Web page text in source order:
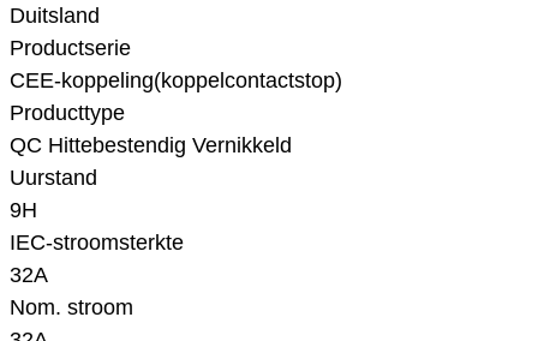
Duitsland
Productserie
CEE-koppeling(koppelcontactstop)
Producttype
QC Hittebestendig Vernikkeld
Uurstand
9H
IEC-stroomsterkte
32A
Nom. stroom